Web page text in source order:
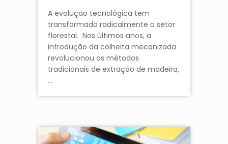
A evolução tecnológica tem
transformado radicalmente o setor
florestal. Nos últimos anos, a
introdução da colheita mecanizada
revolucionou os métodos
tradicionais de extração de madeira,
…